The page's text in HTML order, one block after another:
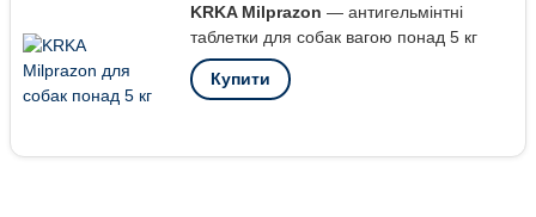
KRKA Milprazon — антигельмінтні
таблетки для собак вагою понад 5 кг
Купити